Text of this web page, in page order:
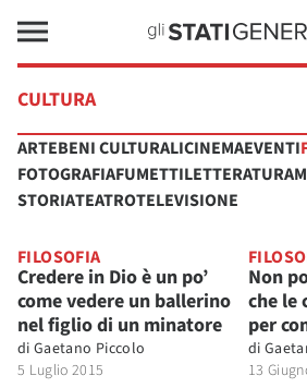
CULTURA
ARTEBENI CULTURALICINEMAEVENTI
FOTOGRAFIAFUMETTILETTERATURA
STORIATEATROTELEVISIONE
FILOSOFIA
Credere in Dio è un po’
come vedere un ballerino
nel figlio di un minatore
di Gaetano Piccolo
5 Luglio 2015
Non
che le
per
di
13